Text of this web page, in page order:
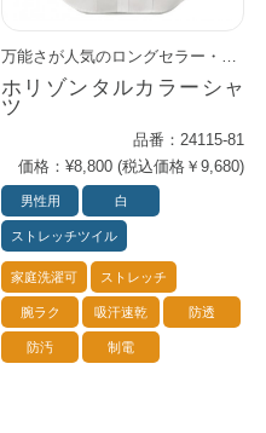
ホリゾンタルカラーシャ
ツ
品番：24115-81
価格：¥8,800 (税込価格￥9,680)
男性用 白
ストレッチツイル
家庭洗濯可 ストレッチ
腕ラク 吸汗速乾 防透
防汚 制電